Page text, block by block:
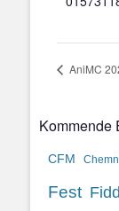
AniMC
Kommende
CFM
Fest